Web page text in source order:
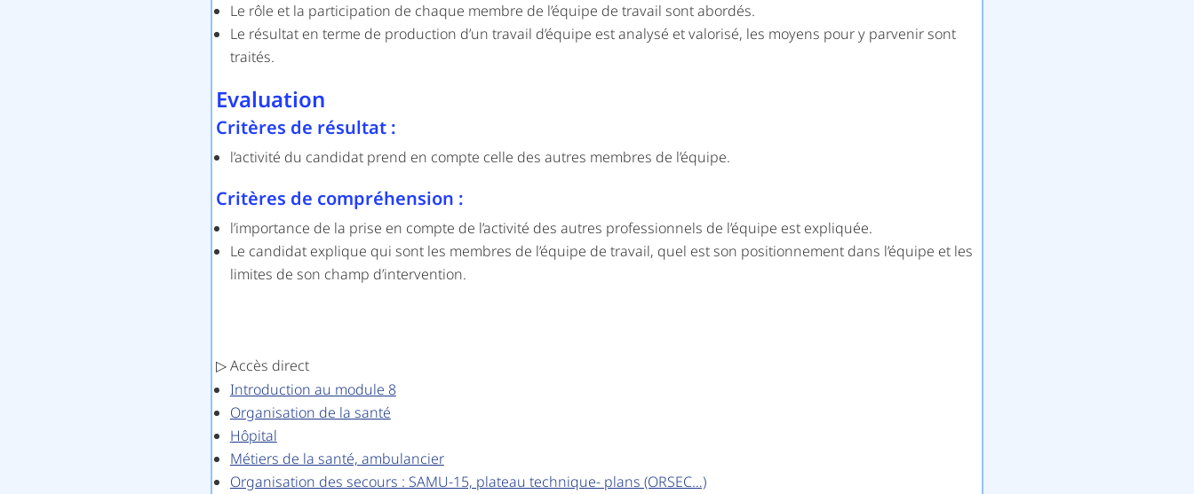
Le rôle et la participation de chaque membre de l’équipe de travail sont abordés.
Le résultat en terme de production d’un travail d’équipe est analysé et valorisé, les moyens pour y parvenir sont
traités.
Evaluation
Critères de résultat :
l’activité du candidat prend en compte celle des autres membres de l’équipe.
Critères de compréhension :
l’importance de la prise en compte de l’activité des autres professionnels de l’équipe est expliquée.
Le candidat explique qui sont les membres de l’équipe de travail, quel est son positionnement dans l’équipe et les
limites de son champ d’intervention.
▷ Accès direct
Introduction au module 8
Organisation de la santé
Hôpital
Métiers de la santé, ambulancier
Organisation des secours : SAMU-15, plateau technique- plans (ORSEC…)